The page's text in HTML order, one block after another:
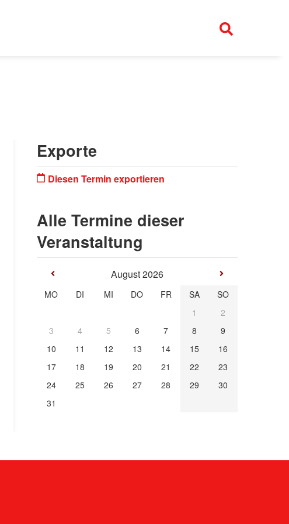
Exporte
Diesen Termin exportieren
Alle Termine dieser
Veranstaltung
August 2026
MO DI MI DO FR SA
SO
1
2
3
4 5 6 7 8
9
10
11 12 13 14 15
16
17
18 19 20 21 22
23
24
25 26 27 28 29
30
31